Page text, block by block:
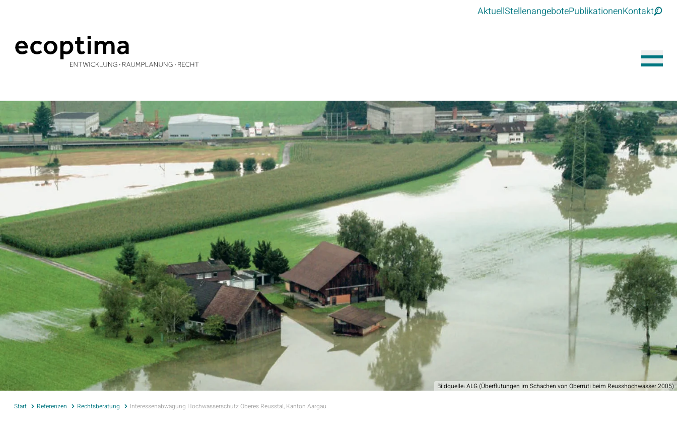
AktuellStellenangebotePublikationenKontakt
Bildquelle: ALG (Überflutungen im Schachen von Oberrüti beim Reusshochwasser 2005)
Start Referenzen Rechtsberatung Interessenabwägung Hochwasserschutz Oberes Reusstal, Kanton Aargau